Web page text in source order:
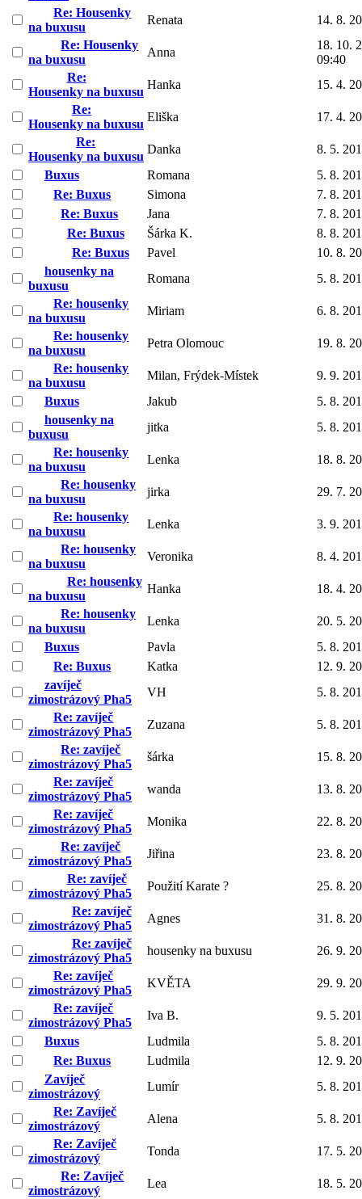
Re: Housenky
na buxusu
Renata
14. 8.
Re: Housenky
na buxusu
Anna
18. 10.
09:40
Re:
Housenky na buxusu
Hanka
15. 4.
Re:
Housenky na buxusu
Eliška
17. 4.
Re:
Housenky na buxusu
Danka
8. 5.
Buxus
Romana
5. 8.
Re: Buxus
Simona
7. 8.
Re: Buxus
Jana
7. 8.
Re: Buxus
Šárka K.
8. 8.
Re: Buxus
Pavel
10. 8.
housenky na
buxusu
Romana
5. 8.
Re: housenky
na buxusu
Miriam
6. 8.
Re: housenky
na buxusu
Petra Olomouc
19. 8.
Re: housenky
na buxusu
Milan, Frýdek-Místek
9. 9.
Buxus
Jakub
5. 8.
housenky na
buxusu
jitka
5. 8.
Re: housenky
na buxusu
Lenka
18. 8.
Re: housenky
na buxusu
jirka
29. 7.
Re: housenky
na buxusu
Lenka
3. 9.
Re: housenky
na buxusu
Veronika
8. 4.
Re: housenky
na buxusu
Hanka
18. 4.
Re: housenky
na buxusu
Lenka
20. 5.
Buxus
Pavla
5. 8.
Re: Buxus
Katka
12. 9.
zavíječ
zimostrázový Pha5
VH
5. 8.
Re: zavíječ
zimostrázový Pha5
Zuzana
5. 8.
Re: zavíječ
zimostrázový Pha5
šárka
15. 8.
Re: zavíječ
zimostrázový Pha5
wanda
13. 8.
Re: zavíječ
zimostrázový Pha5
Monika
22. 8.
Re: zavíječ
zimostrázový Pha5
Jiřina
23. 8.
Re: zavíječ
zimostrázový Pha5
Použití Karate ?
25. 8.
Re: zavíječ
zimostrázový Pha5
Agnes
31. 8.
Re: zavíječ
zimostrázový Pha5
housenky na buxusu
26. 9.
Re: zavíječ
zimostrázový Pha5
KVĚTA
29. 9.
Re: zavíječ
zimostrázový Pha5
Iva B.
9. 5.
Buxus
Ludmila
5. 8.
Re: Buxus
Ludmila
12. 9.
Zavíječ
zimostrázový
Lumír
5. 8.
Re: Zavíječ
zimostrázový
Alena
5. 8.
Re: Zavíječ
zimostrázový
Tonda
17. 5.
Re: Zavíječ
zimostrázový
Lea
18. 5.